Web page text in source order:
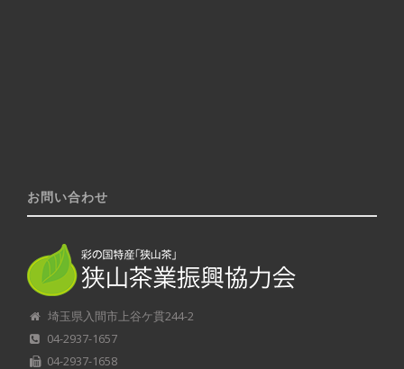
お問い合わせ
埼玉県入間市上谷ケ貫244-2
04-2937-1657
04-2937-1658